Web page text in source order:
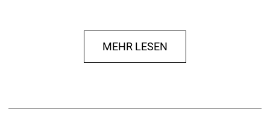
- Kompatibel mit 2-Loch-SPD-Cleats
MEHR LESEN